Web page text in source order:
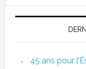
45 ans pour